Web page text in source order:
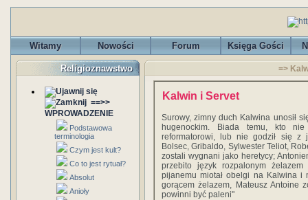
Witamy Nowości Forum Księga Gości
Religioznawstwo
==>>
WPROWADZENIE
Podstawowa
terminologia
Czym jest kult?
Co to jest rytuał?
Absolut
Anioły
=>
Kalwin i Servet
Surowy, zimny duch Kalwina unosił
hugenockim. Biada temu, kto
reformatorowi, lub nie godził się z
Bolsec, Gribaldo, Sylwester Teliot,
zostali wygnani jako heretycy;
przebito język rozpalonym
pijanemu miotał obelgi na Kalwina i
gorącem żelazem, Mateusz Antoine
powinni być paleni"